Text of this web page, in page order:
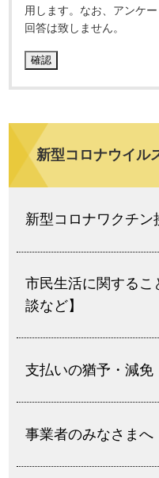
用します。なお、アンケ
回答は致しません。
新型コロナウイル
新型コロナワクチン
市民生活に関するこ
談など】
支払いの猶予・減免
事業者のみなさまへ